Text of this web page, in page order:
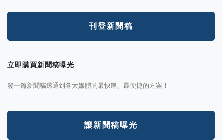
刊登新聞稿
立即購買新聞稿曝光
發一篇新聞稿透通到各大媒體的最快速、最便捷的方案！
讓新聞稿曝光